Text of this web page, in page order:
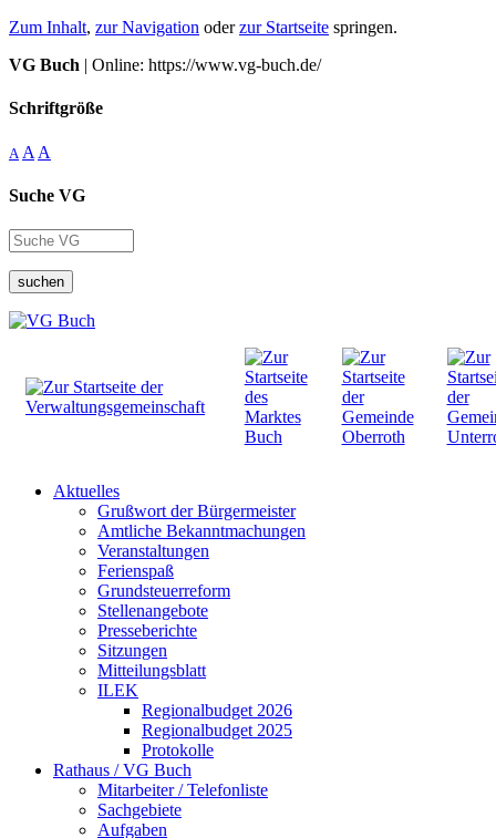
Zum Inhalt, zur Navigation oderzur Startseite springen.
VG Buch | Online: https://www.vg-buch.de/
Schriftgröße
A A A
Suche VG
suchen
Aktuelles
Grußwort der Bürgermeister
Amtliche Bekanntmachungen
Veranstaltungen
Ferienspaß
Grundsteuerreform
Stellenangebote
Presseberichte
Sitzungen
Mitteilungsblatt
ILEK
Regionalbudget 2026
Regionalbudget 2025
Protokolle
Rathaus / VG Buch
Mitarbeiter / Telefonliste
Sachgebiete
Aufgaben